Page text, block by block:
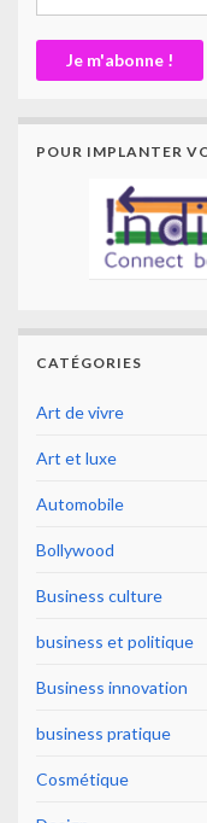
POUR IMPLANTER
CATÉGORIES
Art de vivre
Art et luxe
Automobile
Bollywood
Business culture
business et politique
Business innovation
business pratique
Cosmétique